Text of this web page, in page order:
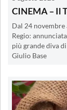
CINEMA – Il
Dal 24
Regio:
più grande diva
Giulio Base